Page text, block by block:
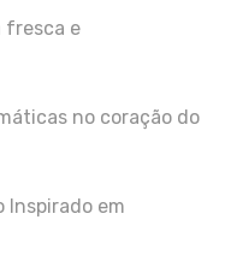
fresca e
no coração do
Inspirado em